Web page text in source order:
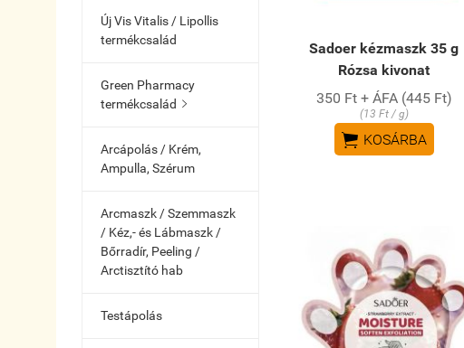
Új Vis Vitalis / Lipollis
termékcsalád
Green Pharmacy
termékcsalád 
Arcápolás / Krém,
Ampulla, Szérum
Arcmaszk / Szemmaszk
/ Kéz,- és Lábmaszk /
Bőrradír, Peeling /
Arctisztító hab
Testápolás
Sadoer kézmaszk 35 g
Rózsa kivonat
350 Ft + ÁFA (445 Ft)
(13 Ft / g)
 KOSÁRBA